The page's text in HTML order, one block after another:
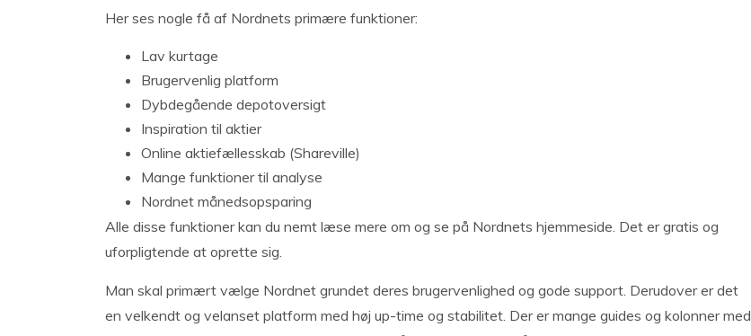
Her ses nogle få af Nordnets primære funktioner:
Lav kurtage
Brugervenlig platform
Dybdegående depotoversigt
Inspiration til aktier
Online aktiefællesskab (Shareville)
Mange funktioner til analyse
Nordnet månedsopsparing
Alle disse funktioner kan du nemt læse mere om og se på Nordnets hjemmeside. Det er gratis og
uforpligtende at oprette sig.
Man skal primært vælge Nordnet grundet deres brugervenlighed og gode support. Derudover er det
en velkendt og velanset platform med høj up-time og stabilitet. Der er mange guides og kolonner med